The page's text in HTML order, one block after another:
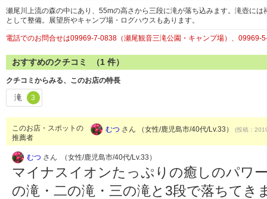
瀬尾川上流の森の中にあり、55mの高さから三段に滝が落ち込みます。滝壺に
として整備。展望所やキャンプ場・ログハウスもあります。
電話でのお問合せは09969-7-0838（瀬尾観音三滝公園・キャンプ場）、09969-
おすすめのクチコミ （1 件）
クチコミからみる、このお店の特長
滝 3
このお店・スポットの
推薦者
むつ さん （女性/鹿児島市/40代/Lv.33） (投稿：
むつ さん （女性/鹿児島市/40代/Lv.33）
マイナスイオンたっぷりの癒しのパワ
の滝・二の滝・三の滝と3段で落ちてき